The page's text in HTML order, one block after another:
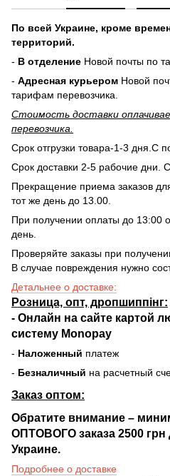
По всей Украине, кроме
территорий.
- В отделение Новой почты по
- Адресная курьером Новой
тарифам перевозчика.
Стоимость доставки
перевозчика.
Срок отгрузки товара-1-3 дня.С
Срок доставки 2-5 рабочие дни.
Прекращение приема заказов
тот же день до 13.00.
При получении оплаты до 13:00
день.
Проверяйте заказы при
В случае повреждения нужно
Детальнее о доставке:
Розница, опт, дропшиппінг:
- Онлайн на сайте картой
систему Monopay
- Наложенный платеж
- Безналичный на расчетный
Заказ оптом:
Обратите внимание –
ОПТОВОГО заказа 2500 грн
Украине.
Подробнее о доставке